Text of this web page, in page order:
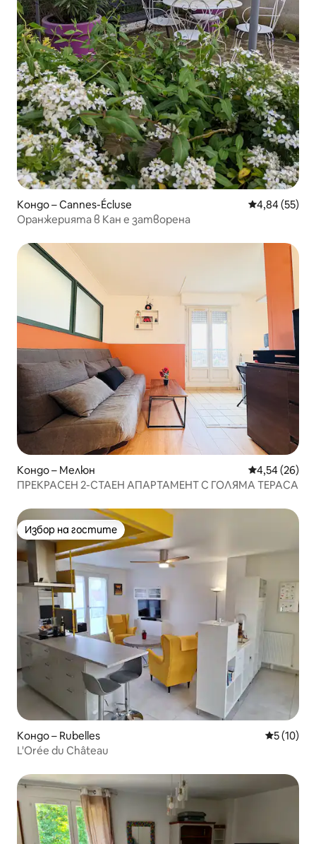
Кондо – Cannes-Écluse Средна
4,84 (55)
Оранжерията в Кан е затворена
Кондо – Мелюн Средна
4,54 (26)
ПРЕКРАСЕН 2-СТАЕН АПАРТАМЕНТ С ГОЛЯМА ТЕРАСА
Избор на гостите
Избор на гостите
Кондо – Rubelles Средна
5 (10)
L'Orée du Château